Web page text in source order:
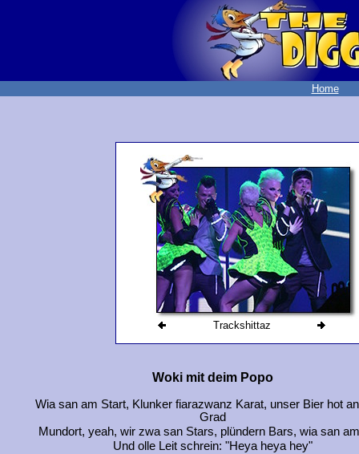
Home
Trackshittaz
Woki mit deim Popo
Wia san am Start, Klunker fiarazwanz Karat, unser Bier hot
Grad
Mundort, yeah, wir zwa san Stars, plündern Bars, wia san
Und olle Leit schrein: "Heya heya hey"